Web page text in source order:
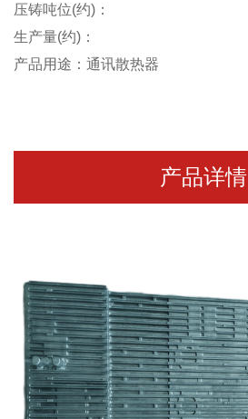
压铸吨位(约)：
生产量(约)：
产品用途：通讯散热器
产品详情